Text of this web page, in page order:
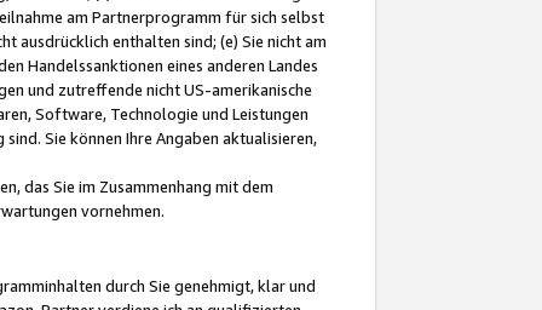
am Partnerprogramm für sich selbst
ausdrücklich enthalten sind; (e) Sie nicht am
Handelssanktionen eines anderen Landes
und zutreffende nicht US-amerikanische
Software, Technologie und Leistungen
Sie können Ihre Angaben aktualisieren,
das Sie im Zusammenhang mit dem
vornehmen.
durch Sie genehmigt, klar und